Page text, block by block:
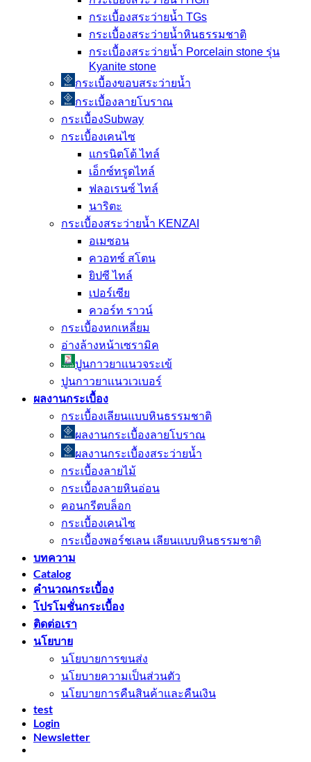
กระเบื้องสระว่ายน้ำ TGs
กระเบื้องสระว่ายน้ำหินธรรมชาติ
กระเบื้องสระว่ายนํ้า Porcelain stone รุ่น
Kyanite stone
กระเบื้องขอบสระว่ายน้ำ
กระเบื้องลายโบราณ
กระเบื้องSubway
กระเบื้องเคนไซ
แกรนิตโต้ ไทล์
เอ็กซ์ทรูดไทล์
ฟลอเรนซ์ ไทล์
นาริตะ
กระเบื้องสระว่ายน้ำ KENZAI
อเมซอน
ควอทซ์ สโตน
ยิปซี ไทล์
เปอร์เซีย
ควอร์ท ราวน์
กระเบื้องหกเหลี่ยม
อ่างล้างหน้าเซรามิค
ปูนกาวยาเเนวจระเข้
ปูนกาวยาเเนวเวเบอร์
ผลงานกระเบื้อง
กระเบื้องเลียนแบบหินธรรมชาติ
ผลงานกระเบื้องลายโบราณ
ผลงานกระเบื้องสระว่ายนํ้า
กระเบื้องลายไม้
กระเบื้องลายหินอ่อน
คอนกรีตบล็อก
กระเบื้องเคนไซ
กระเบื้องพอร์ชเลน เลียนเเบบหินธรรมชาติ
บทความ
Catalog
คำนวณกระเบื้อง
โปรโมชั่นกระเบื้อง
ติดต่อเรา
นโยบาย
นโยบายการขนส่ง
นโยบายความเป็นส่วนตัว
นโยบายการคืนสินค้าและคืนเงิน
test
Login
Newsletter